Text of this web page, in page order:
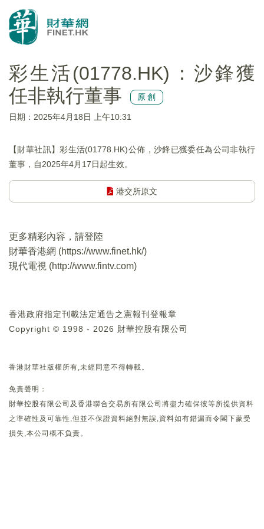
彩生活(01778.HK)：沙鋒獲
任非執行董事
原創
日期：2025年4月18日 上午10:31
【財華社訊】彩生活(01778.HK)公佈，沙鋒已獲委任為公司非執行
董事，自2025年4月17日起生效。
港交所原文
更多精彩內容，請登陸
財華香港網 (https://www.finet.hk/)
現代電視 (http://www.fintv.com)
香港政府指定刊載法定通告之憲報刊登報章
Copyright © 1998 - 2026 財華控股有限公司
香港財華社版權所有,未經同意不得轉載。
免責聲明：
財華控股有限公司及香港聯合交易所有限公司將盡力確保彼等所提供資料
之準確性及可靠性,但並不保證資料絕對無誤,資料如有錯漏而令閣下蒙受
損失,本公司概不負責。